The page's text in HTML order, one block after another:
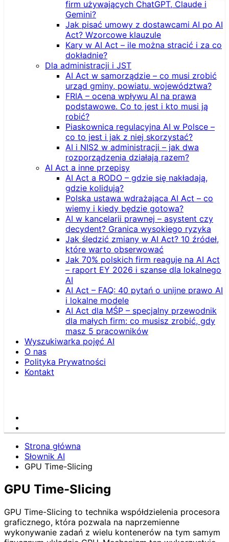
firm używających ChatGPT, Claude i
Gemini?
Jak pisać umowy z dostawcami AI po AI
Act? Wzorcowe klauzule
Kary w AI Act – ile można stracić i za co
dokładnie?
Dla administracji i JST
AI Act w samorządzie – co musi zrobić
urząd gminy, powiatu, województwa?
FRIA – ocena wpływu AI na prawa
podstawowe. Co to jest i kto musi ją
robić?
Piaskownica regulacyjna AI w Polsce –
co to jest i jak z niej skorzystać?
AI i NIS2 w administracji – jak dwa
rozporządzenia działają razem?
AI Act a inne przepisy
AI Act a RODO – gdzie się nakładają,
gdzie kolidują?
Polska ustawa wdrażająca AI Act – co
wiemy i kiedy będzie gotowa?
AI w kancelarii prawnej – asystent czy
decydent? Granica wysokiego ryzyka
Jak śledzić zmiany w AI Act? 10 źródeł,
które warto obserwować
Jak 70% polskich firm reaguje na AI Act
– raport EY 2026 i szanse dla lokalnego
AI
AI Act – FAQ: 40 pytań o unijne prawo AI
i lokalne modele
AI Act dla MŚP – specjalny przewodnik
dla małych firm: co musisz zrobić, gdy
masz 5 pracowników
Wyszukiwarka pojęć AI
O nas
Polityka Prywatności
Kontakt
Strona główna
Słownik AI
GPU Time-Slicing
GPU Time-Slicing
GPU Time-Slicing to technika współdzielenia procesora
graficznego, która pozwala na naprzemienne
wykonywanie zadań z wielu kontenerów na tym samym